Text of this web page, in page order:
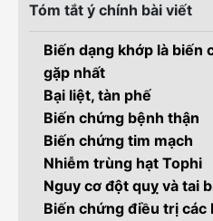
Tóm tắt ý chính bài viết
Biến dạng khớp là biến
gặp nhất
Bại liệt, tàn phế
Biến chứng bệnh thận
Biến chứng tim mạch
Nhiễm trùng hạt Tophi
Nguy cơ đột quỵ và tai
Biến chứng điều trị các